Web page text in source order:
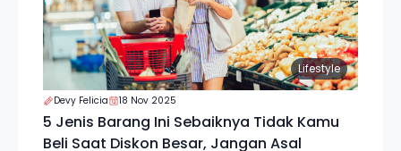
Lifestyle
Devy Felicia 18 Nov 2025
5 Jenis Barang Ini Sebaiknya Tidak Kamu
Beli Saat Diskon Besar, Jangan Asal